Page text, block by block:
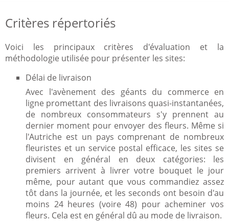
Critères répertoriés
Voici les principaux critères d'évaluation et la
méthodologie utilisée pour présenter les sites:
Délai de livraison
Avec l'avènement des géants du commerce en
ligne promettant des livraisons quasi-instantanées,
de nombreux consommateurs s'y prennent au
dernier moment pour envoyer des fleurs. Même si
l'Autriche est un pays comprenant de nombreux
fleuristes et un service postal efficace, les sites se
divisent en général en deux catégories: les
premiers arrivent à livrer votre bouquet le jour
même, pour autant que vous commandiez assez
tôt dans la journée, et les seconds ont besoin d'au
moins 24 heures (voire 48) pour acheminer vos
fleurs. Cela est en général dû au mode de livraison.